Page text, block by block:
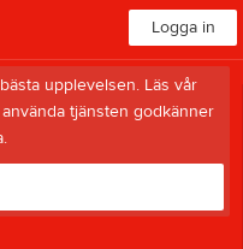
Logga in
upplevelsen. Läs vår
tjänsten godkänner